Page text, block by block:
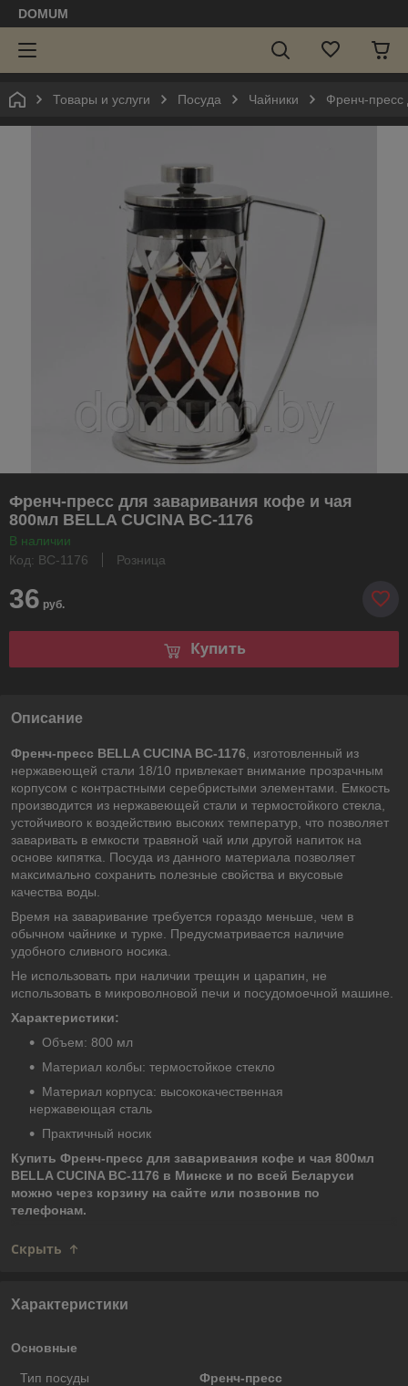
DOMUM
Товары и услуги Посуда Чайники Френч-пресс
Френч-пресс для заваривания кофе и чая
800мл BELLA CUCINA BC-1176
В наличии
Код: BC-1176
Розница
36 руб.
Купить
Описание
Френч-пресс BELLA CUCINA BC-1176 , изготовленный из
нержавеющей стали 18/10 привлекает внимание прозрачным
корпусом с контрастными серебристыми элементами. Емкость
производится из нержавеющей стали и термостойкого стекла,
устойчивого к воздействию высоких температур, что позволяет
заваривать в емкости травяной чай или другой напиток на
основе кипятка. Посуда из данного материала позволяет
максимально сохранить полезные свойства и вкусовые
качества воды.
Время на заваривание требуется гораздо меньше, чем в
обычном чайнике и турке. Предусматривается наличие
удобного сливного носика.
Не использовать при наличии трещин и царапин, не
использовать в микроволновой печи и посудомоечной машине.
Характеристики:
Объем: 800 мл
Материал колбы: термостойкое стекло
Материал корпуса: высококачественная
нержавеющая сталь
Практичный носик
Купить Френч-пресс для заваривания кофе и чая 800мл
BELLA CUCINA BC-1176 в Минске и по всей Беларуси
можно через корзину на сайте или позвонив по
телефонам.
Скрыть
Характеристики
Основные
Тип посуды
Френч-пресс